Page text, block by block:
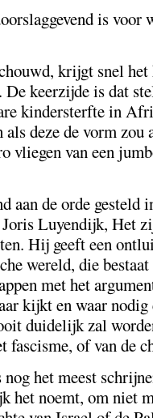
is voor
krijgt snel het
keerzijde is dat
kindersterfte in
deze de vorm zou
vliegen van een
aan de orde
Luyendijk, Het
Hij geeft een
wereld, die
met het
kijkt en waar
duidelijk zal
fascisme, of van de
het meest
het noemt, om niet